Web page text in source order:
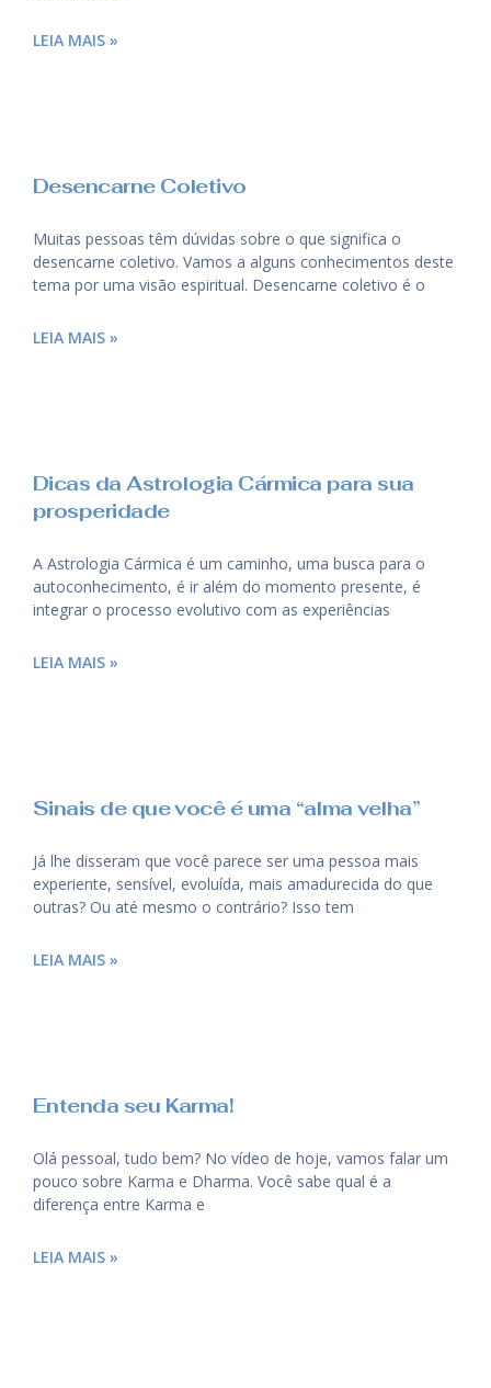
LEIA MAIS »
Desencarne Coletivo
Muitas pessoas têm dúvidas sobre o que significa o
desencarne coletivo. Vamos a alguns conhecimentos deste
tema por uma visão espiritual. Desencarne coletivo é o
LEIA MAIS »
Dicas da Astrologia Cármica para sua
prosperidade
A Astrologia Cármica é um caminho, uma busca para o
autoconhecimento, é ir além do momento presente, é
integrar o processo evolutivo com as experiências
LEIA MAIS »
Sinais de que você é uma “alma velha”
Já lhe disseram que você parece ser uma pessoa mais
experiente, sensível, evoluída, mais amadurecida do que
outras? Ou até mesmo o contrário? Isso tem
LEIA MAIS »
Entenda seu Karma!
Olá pessoal, tudo bem? No vídeo de hoje, vamos falar um
pouco sobre Karma e Dharma. Você sabe qual é a
diferença entre Karma e
LEIA MAIS »